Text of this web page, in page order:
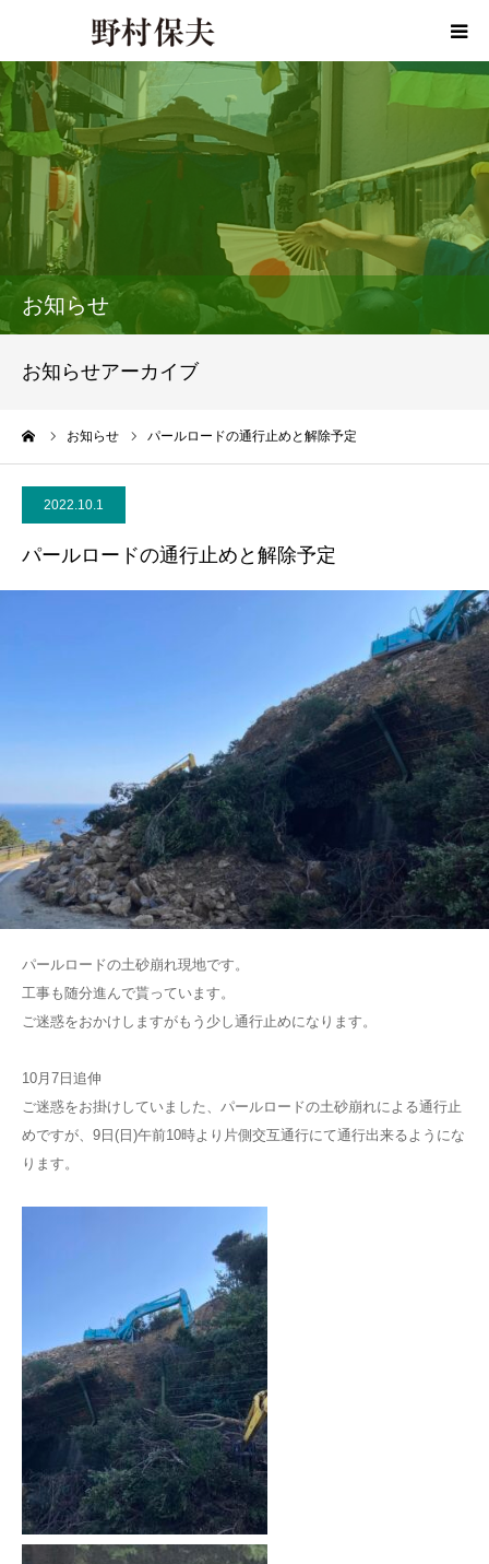
お知らせ
お知らせアーカイブ
お知らせ パールロードの通行止めと解除予定
2022.10.1
パールロードの通行止めと解除予定
パールロードの土砂崩れ現地です。
工事も随分進んで貰っています。
ご迷惑をおかけしますがもう少し通行止めになります。
10月7日追伸
ご迷惑をお掛けしていました、パールロードの土砂崩れによる通行止
めですが、9日(日)午前10時より片側交互通行にて通行出来るようにな
ります。
HOME
プロフィール
政策
活動報告
お問い合わせ